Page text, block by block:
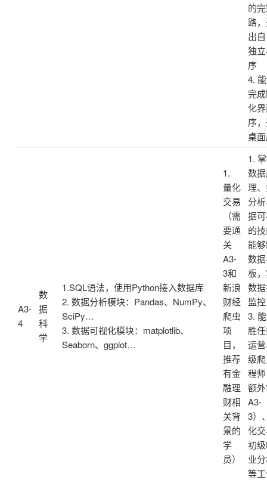
的
路
出
独
序
4.
完
化
序
桌
A3-
4
数
据
科
学
1.SQL语法，使用Python接入数据库
2. 数据分析模块：Pandas、NumPy、
SciPy…
3. 数据可视化模块：matplotlib、
Seaborn、ggplot…
1.
量化
交易
（需
要通
关
A3-
3和
新浪
财经
爬虫
项
目，
推荐
有金
融理
财相
关背
景的
学
员）
1.
数
理
分
据
的
能
数
板
数
监控
3.
胜
运
级
程
额
A3-
3）
化
初
业
等